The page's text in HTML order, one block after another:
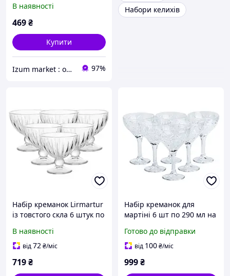
В наявності
469₴
Купити
Izum market : оригінальні подарунки | декор і дизайн 97%
Набори келихів
Набір креманок Lirmartur
із товстого скла 6 штук по
В наявності
від72₴/міс
719₴
Набір креманок для
мартіні 6 шт по 290 мл на
Готово до відправки
від 100₴/міс
999₴